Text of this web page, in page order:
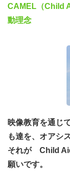
CAMEL（Child
動理念
映像教育を通じ
も達を、オアシ
それが Child
願いです。